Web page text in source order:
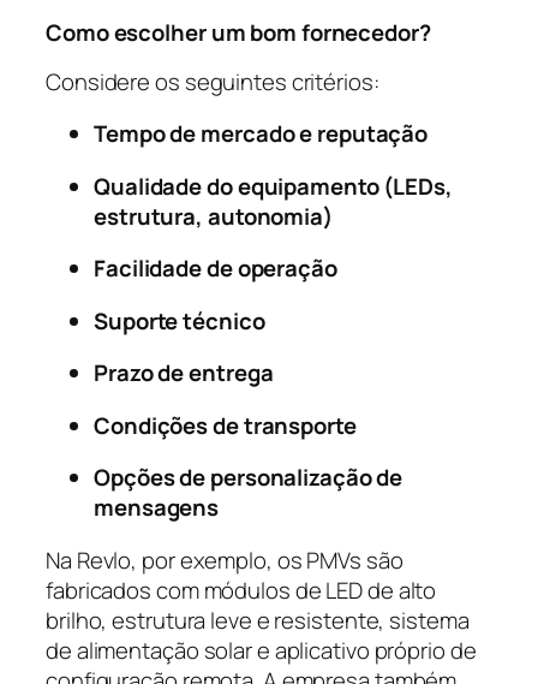
Como escolher um bom fornecedor?
Considere os seguintes critérios:
Tempo de mercado e reputação
Qualidade do equipamento (LEDs,
estrutura, autonomia)
Facilidade de operação
Suporte técnico
Prazo de entrega
Condições de transporte
Opções de personalização de
mensagens
Na Revlo, por exemplo, os PMVs são
fabricados com módulos de LED de alto
brilho, estrutura leve e resistente, sistema
de alimentação solar e aplicativo próprio de